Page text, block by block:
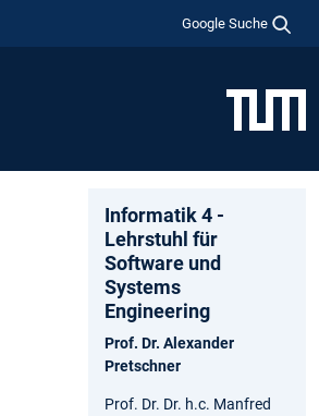
Google Suche
Informatik 4 -
Lehrstuhl für
Software und
Systems
Engineering
Prof. Dr. Alexander
Pretschner
Prof. Dr. Dr. h.c. Manfred